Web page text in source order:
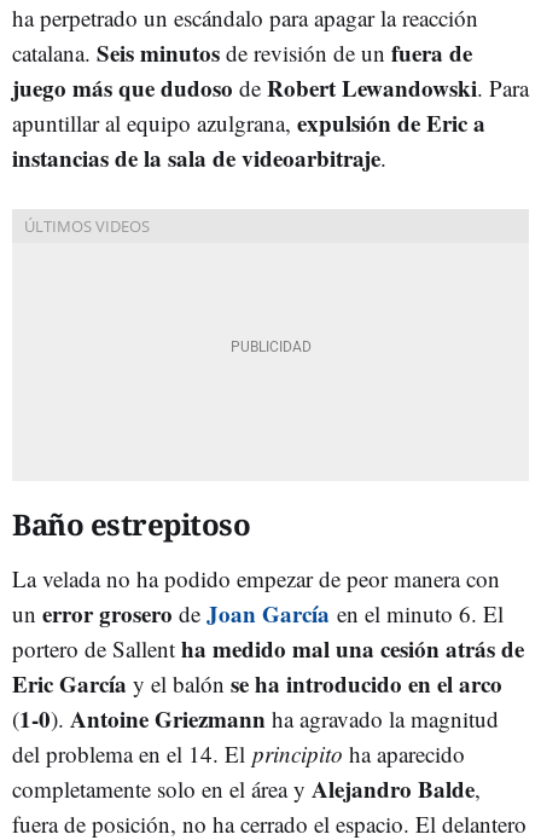
ha perpetrado un escándalo para apagar la reacción
catalana. Seis minutos de revisión de un fuera de
juego más que dudoso de Robert Lewandowski. Para
apuntillar al equipo azulgrana, expulsión de Eric a
instancias de la sala de videoarbitraje.
Baño estrepitoso
La velada no ha podido empezar de peor manera con
un error grosero de Joan García en el minuto 6. El
portero de Sallent ha medido mal una cesión atrás de
Eric García y el balón se ha introducido en el arco
(1-0). Antoine Griezmann ha agravado la magnitud
del problema en el 14. El principito ha aparecido
completamente solo en el área y Alejandro Balde,
fuera de posición, no ha cerrado el espacio. El delantero